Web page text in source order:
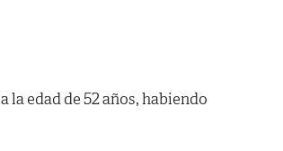
la edad de 52 años, habiendo